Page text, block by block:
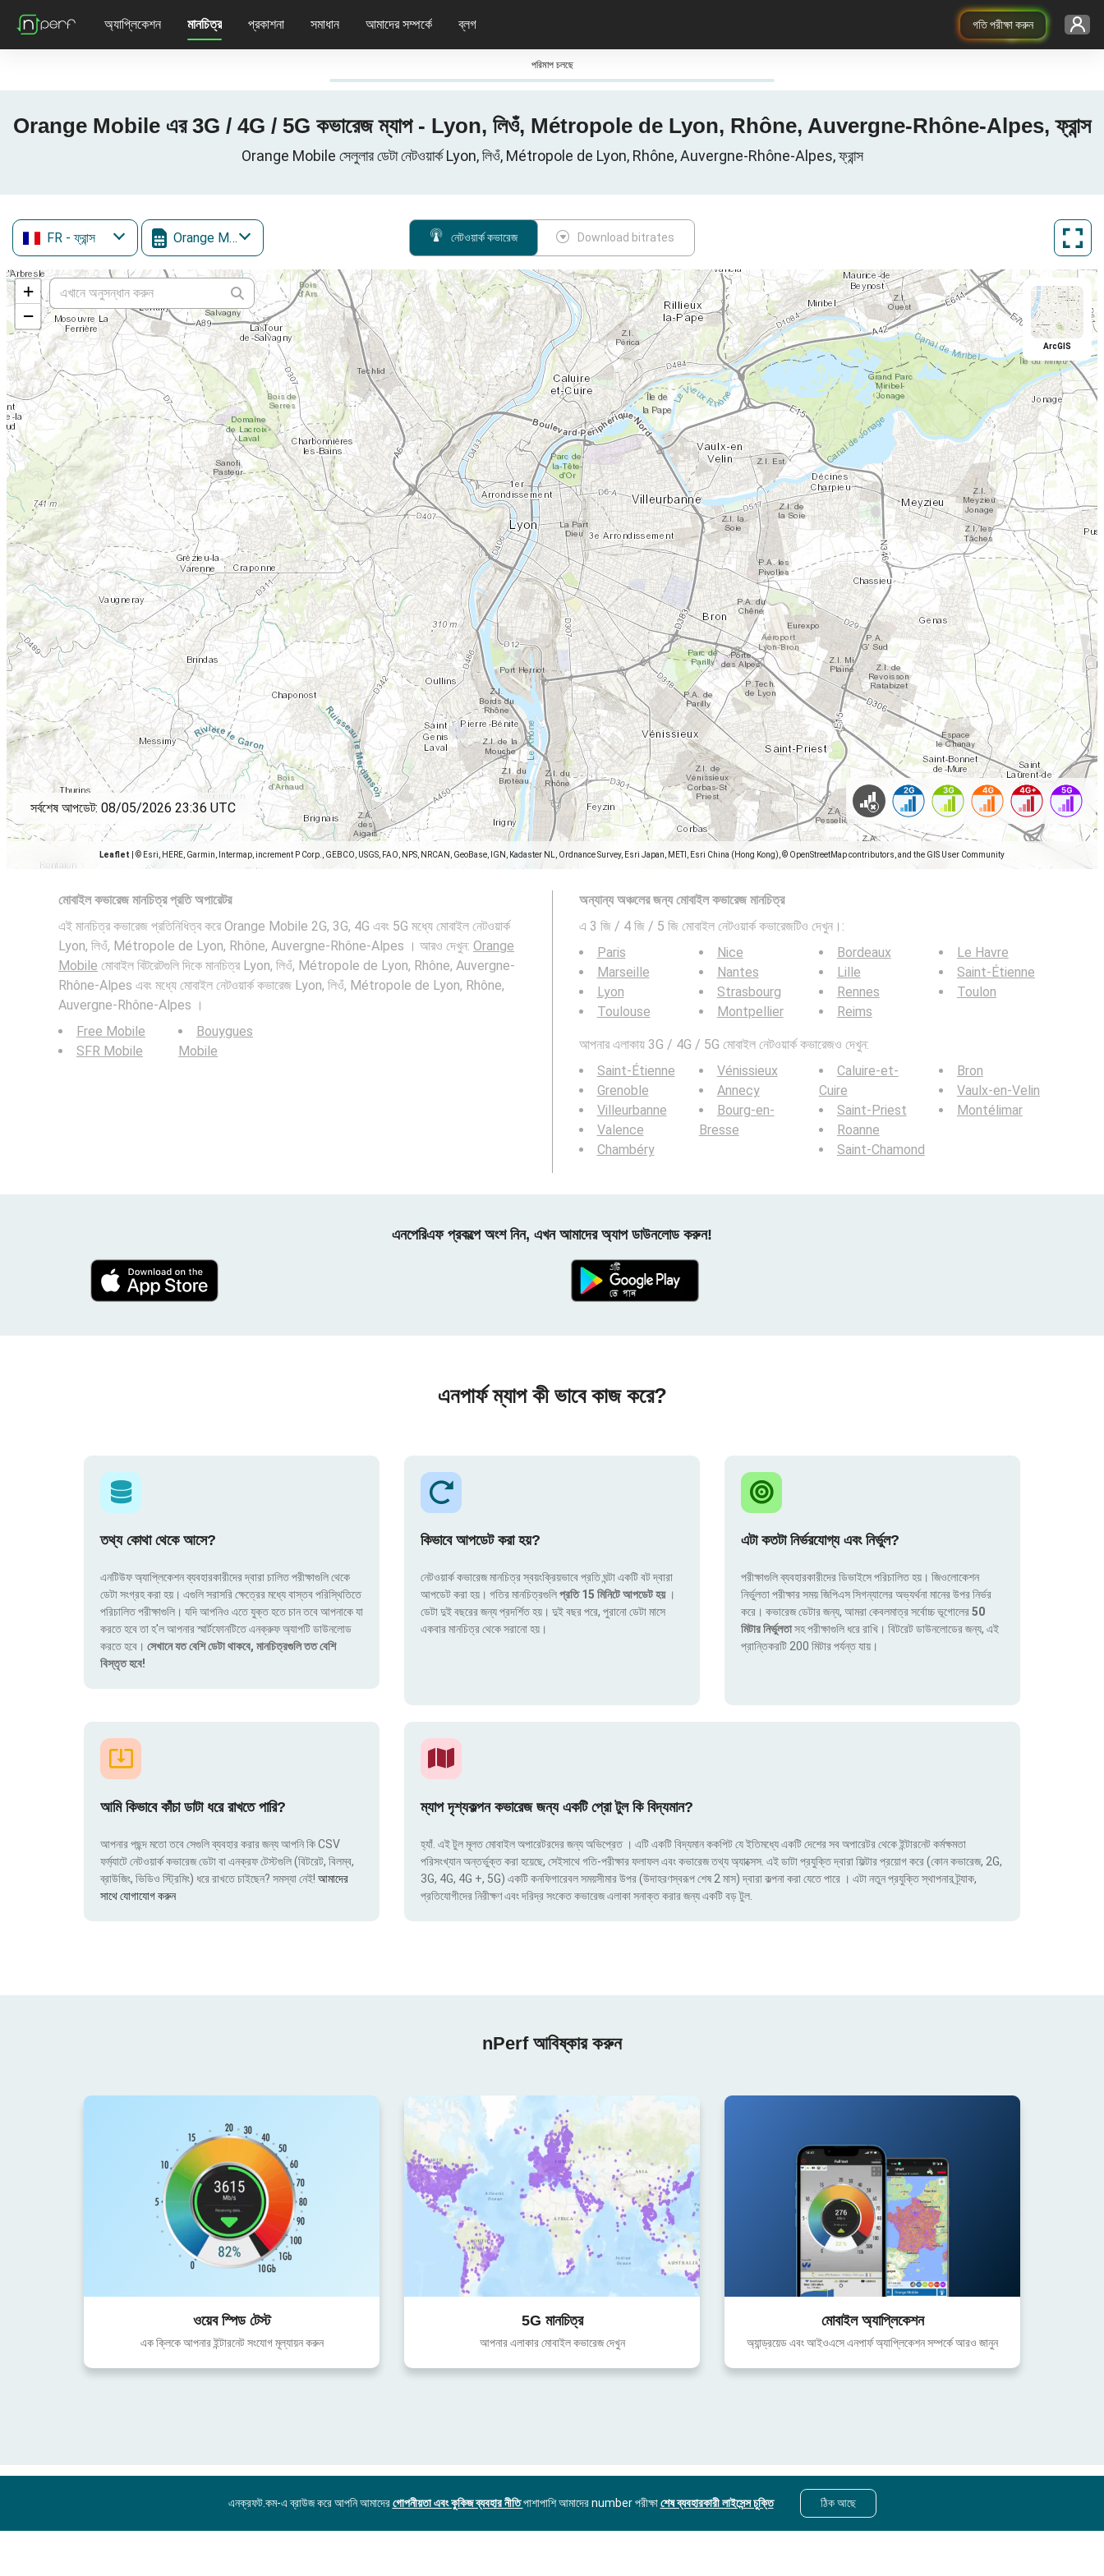
গতি পরীক্ষা করুন
অ্যাপ্লিকেশন মানচিত্র প্রকাশনা সমাধান আমাদের সম্পর্কে ব্লগ
পরিমাপ চলছে
Orange Mobile এর 3G / 4G / 5G কভারেজ ম্যাপ - Lyon, লিওঁ, Métropole de Lyon, Rhône, Auvergne-Rhône-Alpes, ফ্রান্স
Orange Mobile সেলুলার ডেটা নেটওয়ার্ক Lyon, লিওঁ, Métropole de Lyon, Rhône, Auvergne-Rhône-Alpes, ফ্রান্স
FR - ফ্রান্স Orange Mobile নেটওয়ার্ক কভারেজ Download bitrates
+
−
Leaflet © Esri, HERE, Garmin, Intermap, increment P Corp., GEBCO, USGS, FAO, NPS, NRCAN, GeoBase, IGN, Kadaster NL, Ordnance Survey, Esri Japan, METI, Esri China (Hong Kong), © OpenStreetMap contributors, and the GIS User Community
ArcGIS
সর্বশেষ আপডেট: 08/05/2026 23:36 UTC
মোবাইল কভারেজ মানচিত্র প্রতি অপারেটর
এই মানচিত্র কভারেজ প্রতিনিধিত্ব করে Orange Mobile 2G, 3G, 4G এবং 5G মধ্যে মোবাইল নেটওয়ার্ক
Lyon, লিওঁ, Métropole de Lyon, Rhône, Auvergne-Rhône-Alpes । আরও দেখুন: Orange
Mobile মোবাইল বিটরেটগুলি দিকে মানচিত্র Lyon, লিওঁ, Métropole de Lyon, Rhône, Auvergne-
Rhône-Alpes এবং মধ্যে মোবাইল নেটওয়ার্ক কভারেজ Lyon, লিওঁ, Métropole de Lyon, Rhône,
Auvergne-Rhône-Alpes ।
Free Mobile
SFR Mobile
Bouygues
Mobile
অন্যান্য অঞ্চলের জন্য মোবাইল কভারেজ মানচিত্র
এ 3 জি / 4 জি / 5 জি মোবাইল নেটওয়ার্ক কভারেজটিও দেখুন।:
Paris
Marseille
Lyon
Toulouse
Nice
Nantes
Strasbourg
Montpellier
Bordeaux
Lille
Rennes
Reims
Le Havre
Saint-Étienne
Toulon
আপনার এলাকায় 3G / 4G / 5G মোবাইল নেটওয়ার্ক কভারেজও দেখুন:
Saint-Étienne
Grenoble
Villeurbanne
Valence
Chambéry
Vénissieux
Annecy
Bourg-en-
Bresse
Caluire-et-
Cuire
Saint-Priest
Roanne
Saint-Chamond
Bron
Vaulx-en-Velin
Montélimar
এনপেরিএফ প্রকল্পে অংশ নিন, এখন আমাদের অ্যাপ ডাউনলোড করুন!
এনপার্ফ ম্যাপ কী ভাবে কাজ করে?
তথ্য কোথা থেকে আসে?
এনটিউফ অ্যাপ্লিকেশন ব্যবহারকারীদের দ্বারা চালিত পরীক্ষাগুলি থেকে
ডেটা সংগ্রহ করা হয়। এগুলি সরাসরি ক্ষেত্রের মধ্যে বাস্তব পরিস্থিতিতে
পরিচালিত পরীক্ষাগুলি। যদি আপনিও এতে যুক্ত হতে চান তবে আপনাকে যা
করতে হবে তা হ'ল আপনার স্মার্টফোনটিতে এনক্রুফ অ্যাপটি ডাউনলোড
করতে হবে। সেখানে যত বেশি ডেটা থাকবে, মানচিত্রগুলি তত বেশি
বিস্তৃত হবে!
কিভাবে আপডেট করা হয়?
নেটওয়ার্ক কভারেজ মানচিত্র স্বয়ংক্রিয়ভাবে প্রতি ঘন্টা একটি বট দ্বারা
আপডেট করা হয়। গতির মানচিত্রগুলিপ্রতি 15 মিনিটে আপডেট হয় ।
ডেটা দুই বছরের জন্য প্রদর্শিত হয়। দুই বছর পরে, পুরানো ডেটা মাসে
একবার মানচিত্র থেকে সরানো হয়।
এটা কতটা নির্ভরযোগ্য এবং নির্ভুল?
পরীক্ষাগুলি ব্যবহারকারীদের ডিভাইসে পরিচালিত হয়। জিওলোকেশন
নির্ভুলতা পরীক্ষার সময় জিপিএস সিগন্যালের অভ্যর্থনা মানের উপর নির্ভর
করে। কভারেজ ডেটার জন্য, আমরা কেবলমাত্র সর্বোচ্চ ভূগোলের50
মিটার নির্ভুলতাসহ পরীক্ষাগুলি ধরে রাখি। বিটরেট ডাউনলোডের জন্য, এই
প্রান্তিকরটি 200 মিটার পর্যন্ত যায়।
আমি কিভাবে কাঁচা ডাটা ধরে রাখতে পারি?
আপনার পছন্দ মতো তবে সেগুলি ব্যবহার করার জন্য আপনি কি CSV
ফর্ম্যাটে নেটওয়ার্ক কভারেজ ডেটা বা এনক্রফ টেস্টগুলি (বিটরেট, বিলম্ব,
ব্রাউজিং, ভিডিও স্ট্রিমিং) ধরে রাখতে চাইছেন? সমস্যা নেই! আমাদের
সাথে যোগাযোগ করুন
ম্যাপ দৃশ্যকল্পন কভারেজ জন্য একটি প্রো টুল কি বিদ্যমান?
হ্যাঁ. এই টুল মূলত মোবাইল অপারেটরদের জন্য অভিপ্রেত । এটি একটি বিদ্যমান ককপিট যে ইতিমধ্যে একটি দেশের সব অপারেটর থেকে ইন্টারনেট কর্মক্ষমতা
পরিসংখ্যান অন্তর্ভুক্ত করা হয়েছে, সেইসাথে গতি-পরীক্ষার ফলাফল এবং কভারেজ তথ্য অ্যাক্সেস. এই ডাটা প্রযুক্তি দ্বারা ফিল্টার প্রয়োগ করে (কোন কভারেজ, 2G,
3G, 4G, 4G +, 5G) একটি কনফিগারেবল সময়সীমার উপর (উদাহরণস্বরূপ শেষ 2 মাস) দ্বারা কল্পনা করা যেতে পারে । এটা নতুন প্রযুক্তি স্থাপনার ট্র্যাক,
প্রতিযোগীদের নিরীক্ষণ এবং দরিদ্র সংকেত কভারেজ এলাকা সনাক্ত করার জন্য একটি বড় টুল.
nPerf আবিষ্কার করুন
ওয়েব স্পিড টেস্ট
এক ক্লিকে আপনার ইন্টারনেট সংযোগ মূল্যায়ন করুন
5G মানচিত্র
আপনার এলাকার মোবাইল কভারেজ দেখুন
মোবাইল অ্যাপ্লিকেশন
অ্যান্ড্রয়েড এবং আইওএসে এনপার্ফ অ্যাপ্লিকেশন সম্পর্কে আরও জানুন
এনক্রফট.কম-এ ব্রাউজ করে আপনি আমাদেরগোপনীয়তা এবং কুকিজ ব্যবহার নীতিপাশাপাশি আমাদের number পরীক্ষাশেষ ব্যবহারকারী লাইসেন্স চুক্তি ঠিক আছে